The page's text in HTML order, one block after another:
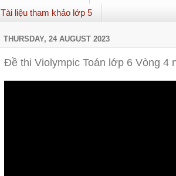
Tài liệu tham khảo lớp 5
THURSDAY, 24 AUGUST 2023
Đề thi Violympic Toán lớp 6 Vòng 4